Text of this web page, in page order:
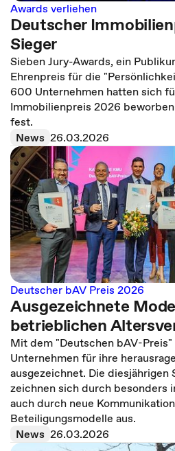
Awards verliehen
Deutscher
Sieger
Sieben Jury-Awards, ein
Ehrenpreis für die
600 Unternehmen hatten sich
Immobilienpreis 2026
fest.
News 26.03.2026
Deutscher bAV Preis 2026
Ausgezeichnete
betrieblichen
Mit dem "Deutschen bAV-
Unternehmen für ihre
ausgezeichnet. Die diesjährigen
zeichnen sich durch besonders
auch durch neue
Beteiligungsmodelle aus.
News 26.03.2026